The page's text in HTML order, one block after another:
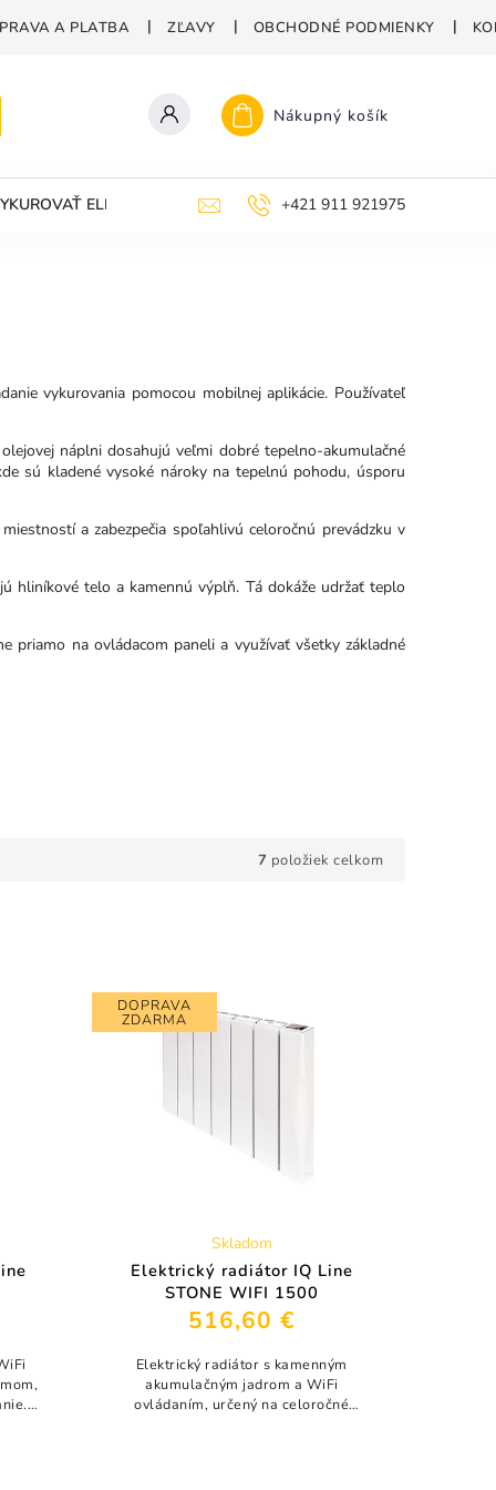
A PLATBA ZĽAVY OBCHODNÉ PODMIENKY
Nákupný košík
ELEKTRICKÝMI RADIÁTORMI?+421 911 921975
vykurovania pomocou mobilnej aplikácie. Používateľ
náplni dosahujú veľmi dobré tepelno-akumulačné
sú kladené vysoké nároky na tepelnú pohodu, úsporu
a zabezpečia spoľahlivú celoročnú prevádzku v
hliníkové telo a kamennú výplň. Tá dokáže udržať teplo
priamo na ovládacom paneli a využívať všetky základné
7 položiek celkom
DOPRAVA
ZDARMA
Elektrický radiátor IQ Line
STONE WIFI 1500
Skladom
516,60 €
Elektrický radiátor s kamenným
akumulačným jadrom a WiFi
ovládaním, určený na celoročné